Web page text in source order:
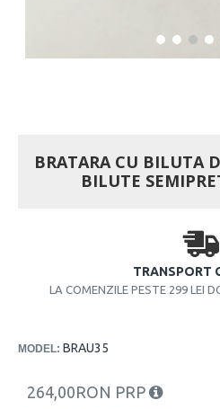
BRATARA CU BILUTA
BILUTE
TRANSPORT
LA COMENZILE PESTE 299 LEI
MODEL: BRAU35
264,00RON PRP